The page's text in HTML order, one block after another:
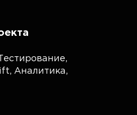
Тестирование,
, Аналитика,